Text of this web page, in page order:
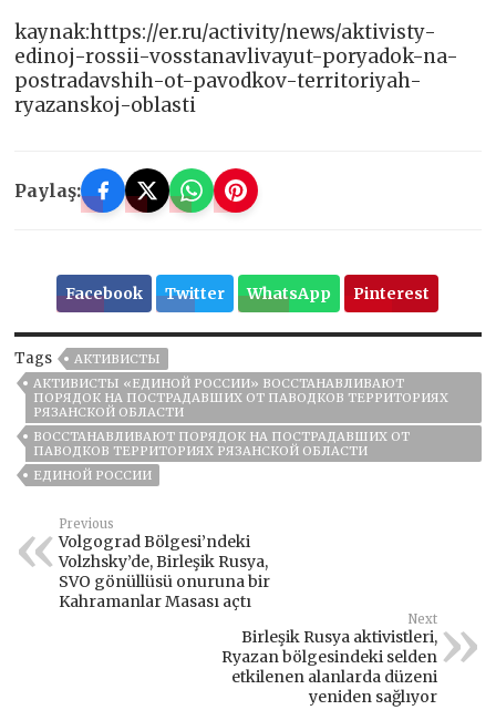
kaynak:https://er.ru/activity/news/aktivisty-
edinoj-rossii-vosstanavlivayut-poryadok-na-
postradavshih-ot-pavodkov-territoriyah-
ryazanskoj-oblasti
Paylaş:
Facebook Twitter WhatsApp Pinterest
Tags
АКТИВИСТЫ
АКТИВИСТЫ «ЕДИНОЙ РОССИИ» ВОССТАНАВЛИВАЮТ
ПОРЯДОК НА ПОСТРАДАВШИХ ОТ ПАВОДКОВ ТЕРРИТОРИЯХ
РЯЗАНСКОЙ ОБЛАСТИ
ВОССТАНАВЛИВАЮТ ПОРЯДОК НА ПОСТРАДАВШИХ ОТ
ПАВОДКОВ ТЕРРИТОРИЯХ РЯЗАНСКОЙ ОБЛАСТИ
ЕДИНОЙ РОССИИ
Previous
Volgograd Bölgesi’ndeki
Volzhsky’de, Birleşik Rusya,
SVO gönüllüsü onuruna bir
Kahramanlar Masası açtı
Next
Birleşik Rusya aktivistleri,
Ryazan bölgesindeki selden
etkilenen alanlarda düzeni
yeniden sağlıyor